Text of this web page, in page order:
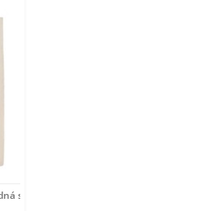
s potlačou New Baby